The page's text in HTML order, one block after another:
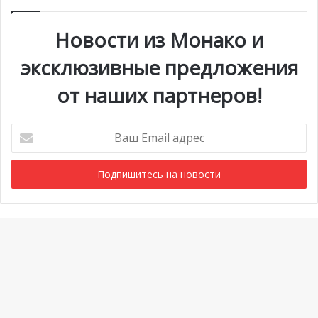
Новости из Монако и
эксклюзивные предложения
от наших партнеров!
Email
адрес